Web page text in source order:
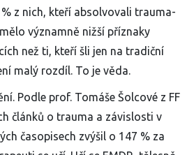
% z nich, kteří absolvovali trauma-
významně nižší příznaky
než ti, kteří šli jen na tradiční
malý rozdíl. To je věda.
Podle prof. Tomáše Šolcové z FF
článků o trauma a závislosti v
časopisech zvýšil o 147 % za